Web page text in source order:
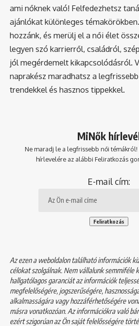
ami nőknek való! Felfedezhetsz
ajánlókat különleges
hozzánk, és merülj el a női élet
legyen szó karrierről, családról,
jól megérdemelt kikapcsolódásról.
naprakész maradhatsz a
trendekkel és hasznos tippekkel.
MiNők
Ne maradj le a legfrissebb női témákról!
hírlevelére az alábbi Feliratkozás
E-mail cím:
Az ezen a weboldalon található információk
célokat szolgálnak. Nem vállalunk semmiféle
hallgatólagos garanciát az információk
megfelelőségére, jogszerűségére,
alkalmasságára vagy hozzáférhetőségére
másra vonatkozóan. Az információkra való
ezért szigorúan az Ön saját felelősségére